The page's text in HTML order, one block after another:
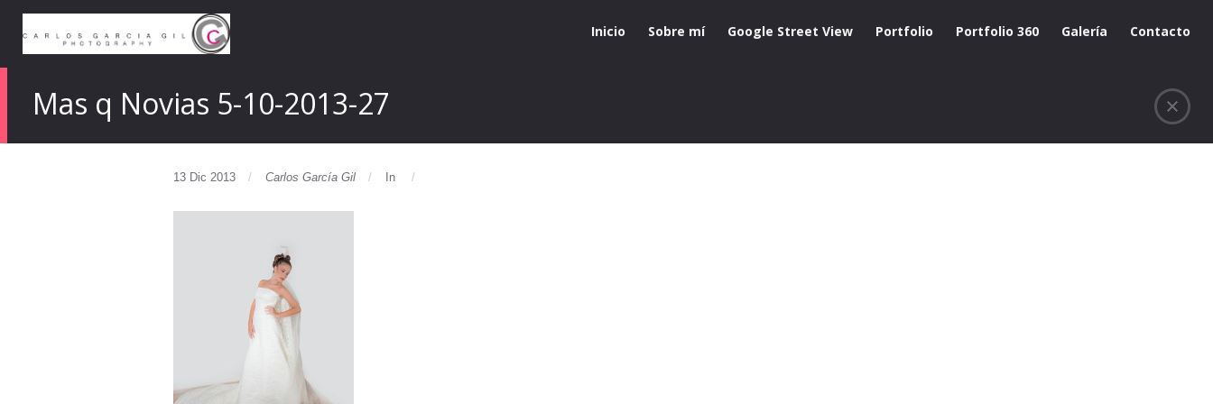
Inicio Sobre mí Google Street View Portfolio Portfolio 360 Galería Contacto
Mas q Novias 5-10-2013-27
13 Dic 2013 Carlos García Gil In